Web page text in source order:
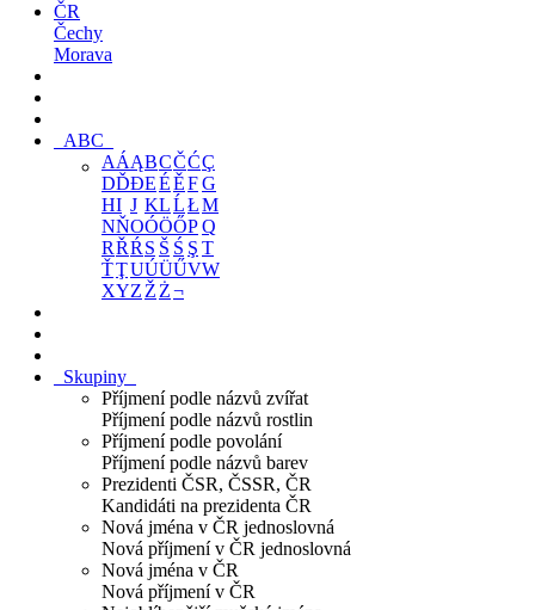
ČR
Čechy
Morava
ABC
AÁĄBCČĆÇ
DĎĐEÉĚFG
HI J KLĹŁM
NŇOÓÖŐPQ
RŘŔ S Š Ś Ş T
ŤŢUÚÜŰVW
XYZ Ž Ż¬
Skupiny
Příjmení podle názvů zvířat
Příjmení podle názvů rostlin
Příjmení podle povolání
Příjmení podle názvů barev
Prezidenti ČSR, ČSSR, ČR
Kandidáti na prezidenta ČR
Nová jména v ČR jednoslovná
Nová příjmení v ČR jednoslovná
Nová jména v ČR
Nová příjmení v ČR